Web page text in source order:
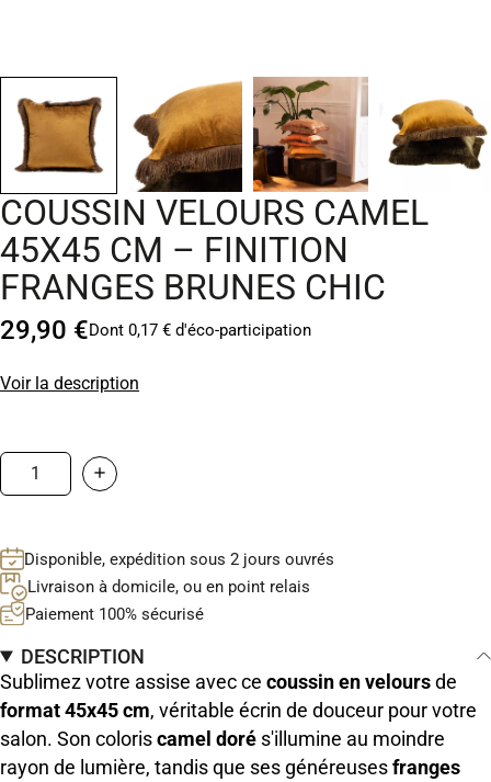
COUSSIN VELOURS CAMEL
45X45 CM – FINITION
FRANGES BRUNES CHIC
29,90 €Dont 0,17 € d'éco-participation
Voir la description
Disponible, expédition sous 2 jours ouvrés
Livraison à domicile, ou en point relais
Paiement 100% sécurisé
DESCRIPTION
Sublimez votre assise avec ce coussin en veloursde
format 45x45 cm, véritable écrin de douceur pour votre
salon. Son coloriscamel doré s'illumine au moindre
rayon de lumière, tandis que ses généreusesfranges